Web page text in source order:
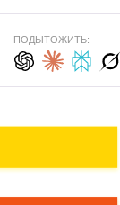
ПОДЫТОЖИТЬ: